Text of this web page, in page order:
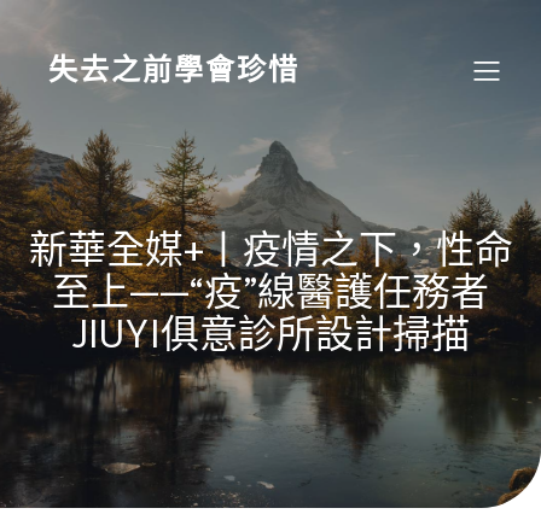
content
失去之前學會珍惜
新華全媒+丨疫情之下，性命
至上——“疫”線醫護任務者
JIUYI俱意診所設計掃描